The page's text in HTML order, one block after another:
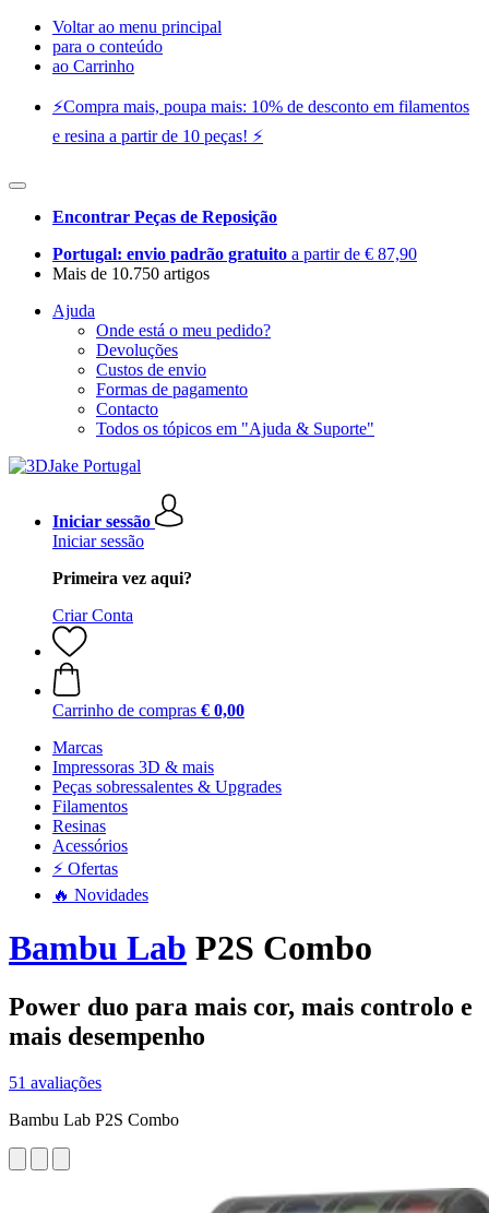
Voltar ao menu principal
para o conteúdo
ao Carrinho
⚡️Compra mais, poupa mais: 10% de desconto em filamentos
e resina a partir de 10 peças! ⚡️
Encontrar Peças de Reposição
Portugal: envio padrão gratuito a partir de € 87,90
Mais de 10.750 artigos
Ajuda
Onde está o meu pedido?
Devoluções
Custos de envio
Formas de pagamento
Contacto
Todos os tópicos em "Ajuda & Suporte"
Iniciar sessão
Iniciar sessão
Primeira vez aqui?
Criar Conta
Carrinho de compras € 0,00
Marcas
Impressoras 3D & mais
Peças sobressalentes & Upgrades
Filamentos
Resinas
Acessórios
⚡ Ofertas
🔥 Novidades
Bambu Lab P2S Combo
Power duo para mais cor, mais controlo e
mais desempenho
51 avaliações
Bambu Lab P2S Combo